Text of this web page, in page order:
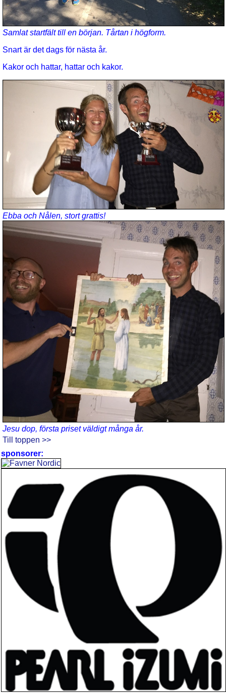
Samlat startfält till en början. Tårtan i högform.
Snart är det dags för nästa år.
Kakor och hattar, hattar och kakor.
Ebba och Nålen, stort grattis!
Jesu dop, första priset väldigt många år.
Till toppen >>
sponsorer: